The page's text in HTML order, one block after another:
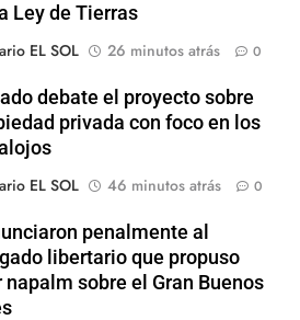
Ley de Tierras
EL SOL
26 minutos atrás 0
debate el proyecto sobre
privada con foco en los
EL SOL
46 minutos atrás 0
penalmente al
libertario que propuso
napalm sobre el Gran Buenos